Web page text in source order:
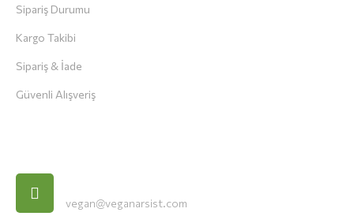
Sipariş Durumu
Kargo Takibi
Sipariş & İade
Güvenli Alışveriş
vegan@veganarsist.com